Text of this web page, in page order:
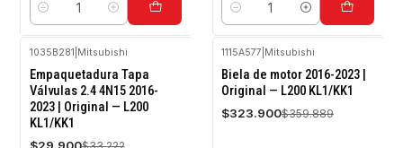
Cantidad Cantidad
-10%
OFF
1035B281 Mitsubishi
Empaquetadura Tapa
Válvulas 2.4 4N15 2016-
2023 | Original — L200
KL1/KK1
$29.900
-10%
OFF
1115A577 Mitsubishi
Biela de motor 2016-2023 |
Original — L200 KL1/KK1
$323.900$359.889